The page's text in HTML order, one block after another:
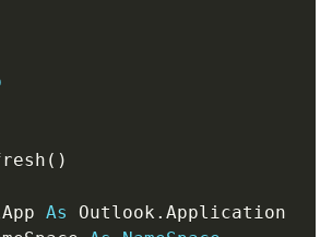
( )
As Outlook .